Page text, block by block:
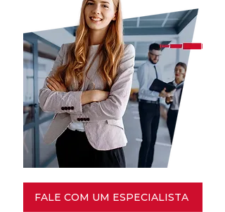
FALE COM UM ESPECIALISTA